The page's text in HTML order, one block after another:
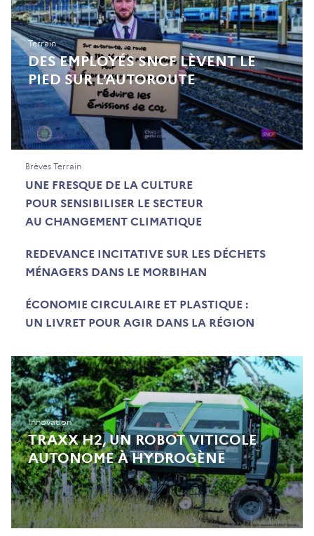
Terrain
DES EMPLOYÉS SNCF LÈVENT LE
PIED SUR L’AUTOROUTE
Brèves Terrain
UNE FRESQUE DE LA CULTURE
POUR SENSIBILISER LE SECTEUR
AU CHANGEMENT CLIMATIQUE
REDEVANCE INCITATIVE SUR LES DÉCHETS
MÉNAGERS DANS LE MORBIHAN
ÉCONOMIE CIRCULAIRE ET PLASTIQUE :
UN LIVRET POUR AGIR DANS LA RÉGION
Innovation
TRAXX H2, UN ROBOT VITICOLE
AUTONOME À HYDROGÈNE